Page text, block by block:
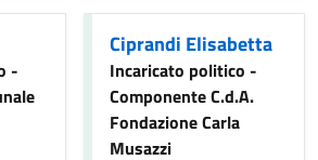
-
Ciprandi Elisabetta
Incaricato politico -
Componente C.d.A.
Fondazione Carla
Musazzi